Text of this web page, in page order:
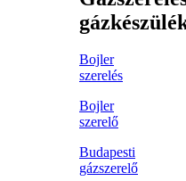
Bojler
szerelés
Bojler
szerelő
Budapesti
gázszerelő